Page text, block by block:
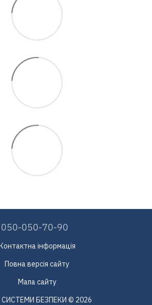
050-050-70-90
інформація
Повна версія сайту
Мапа сайту
СИСТЕМИ БЕЗПЕКИ © 2026